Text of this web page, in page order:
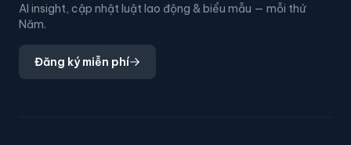
AI insight, cập nhật luật lao động & biểu mẫu — mỗi thứ
Năm.
Đăng ký miễn phí